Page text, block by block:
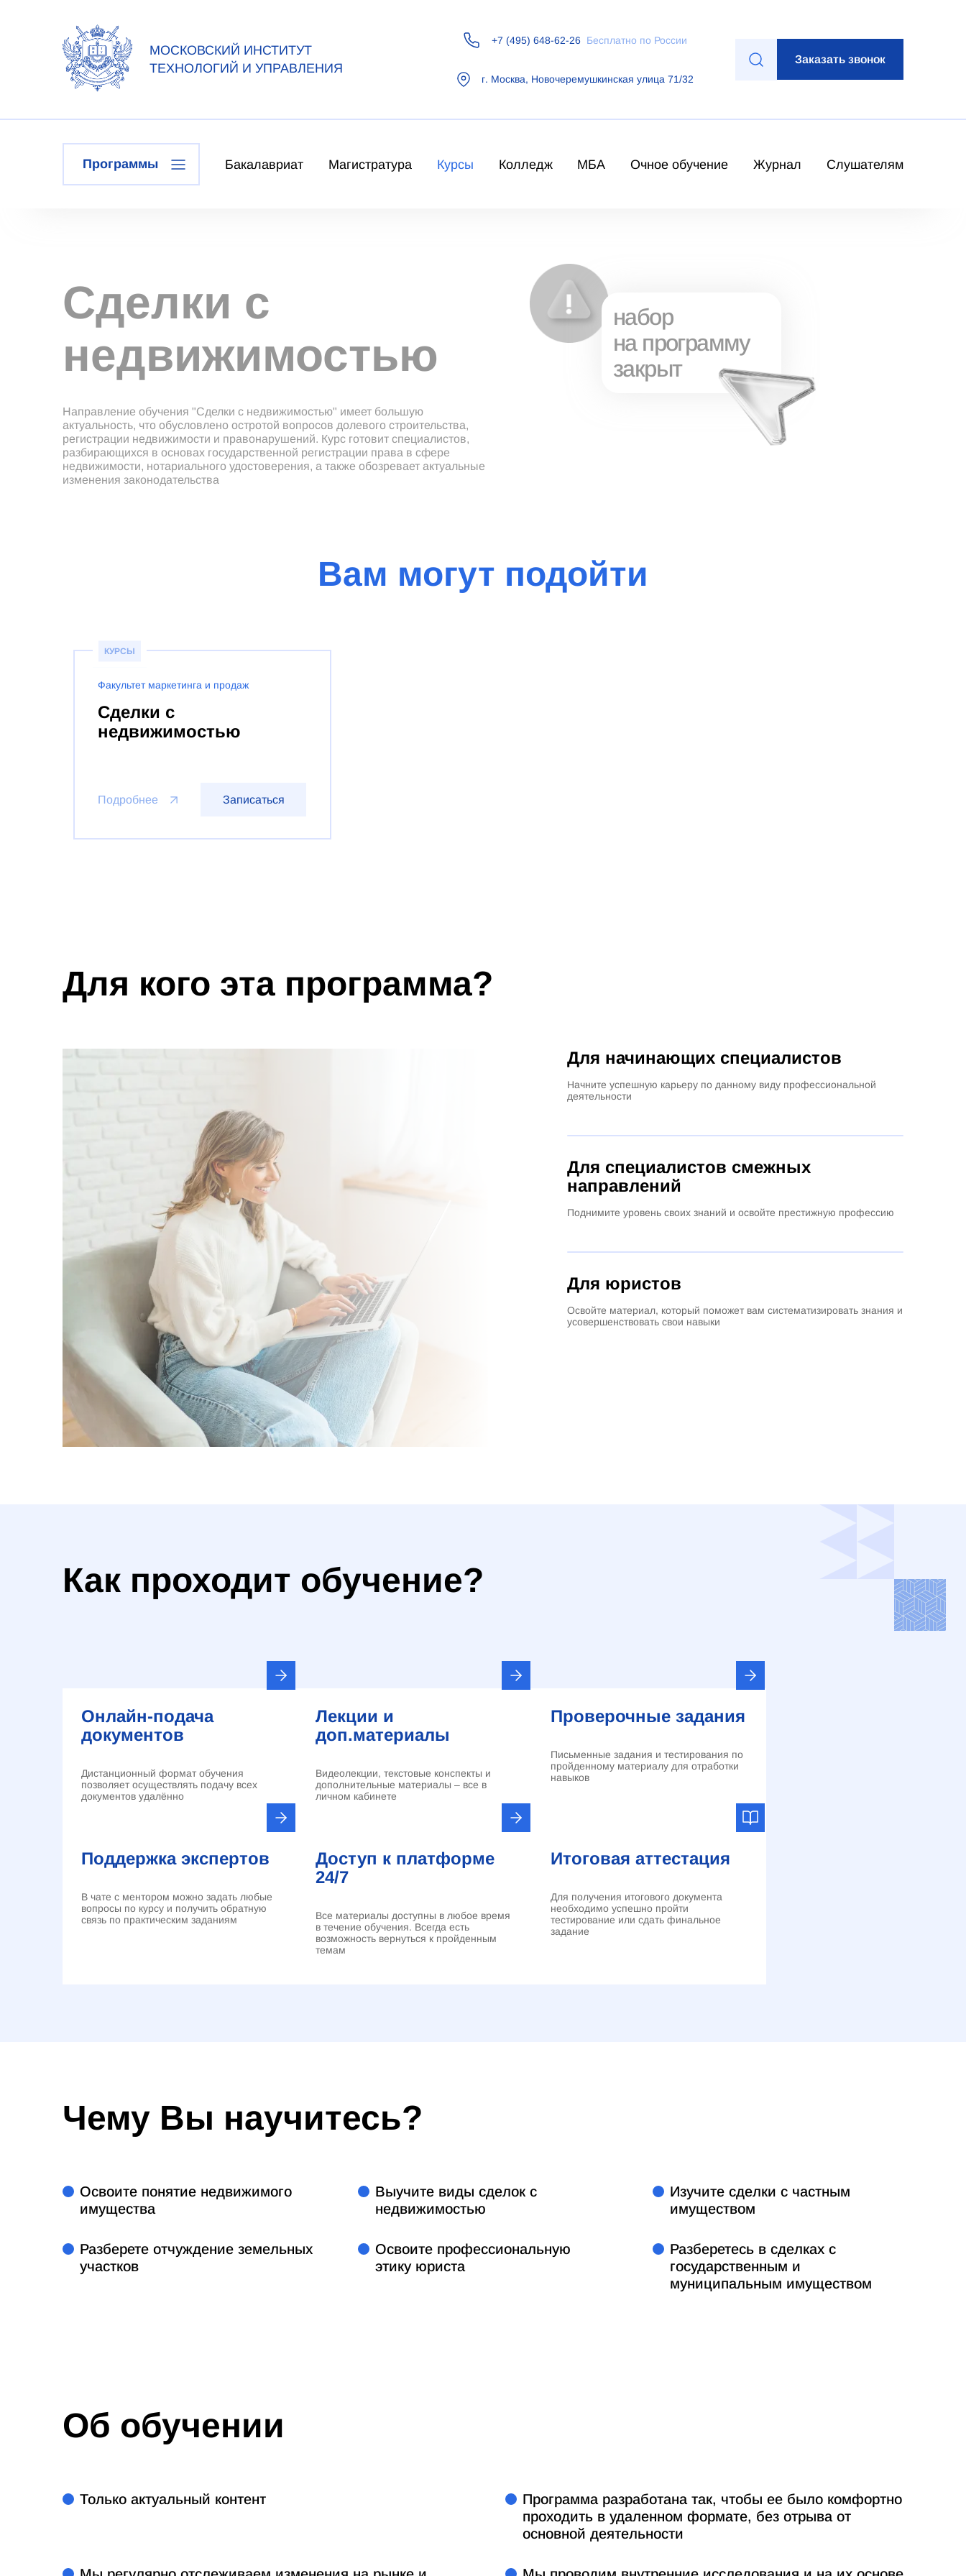
МОСКОВСКИЙ ИНСТИТУТ
ТЕХНОЛОГИЙ И УПРАВЛЕНИЯ
+7 (495) 648-62-26 Бесплатно по России
г. Москва, Новочеремушкинская улица 71/32
Заказать звонок
Программы Бакалавриат Магистратура Курсы Колледж МБА Очное обучение Журнал Слушателям
Сделки с
недвижимостью
Направление обучения "Сделки с недвижимостью" имеет большую
актуальность, что обусловлено остротой вопросов долевого строительства,
регистрации недвижимости и правонарушений. Курс готовит специалистов,
разбирающихся в основах государственной регистрации права в сфере
недвижимости, нотариального удостоверения, а также обозревает актуальные
изменения законодательства
набор
на программу
закрыт
Вам могут подойти
КУРСЫ
Факультет маркетинга и продаж
Сделки с
недвижимостью
Подробнее Записаться
Для кого эта программа?
Для начинающих специалистов
Начните успешную карьеру по данному виду профессиональной
деятельности
Для специалистов смежных
направлений
Поднимите уровень своих знаний и освойте престижную профессию
Для юристов
Освойте материал, который поможет вам систематизировать знания и
усовершенствовать свои навыки
Как проходит обучение?
Онлайн-подача
документов
Дистанционный формат обучения
позволяет осуществлять подачу всех
документов удалённо
Лекции и
доп.материалы
Видеолекции, текстовые конспекты и
дополнительные материалы – все в
личном кабинете
Проверочные задания
Письменные задания и тестирования по
пройденному материалу для отработки
навыков
Поддержка экспертов
В чате с ментором можно задать любые
вопросы по курсу и получить обратную
связь по практическим заданиям
Доступ к платформе
24/7
Все материалы доступны в любое время
в течение обучения. Всегда есть
возможность вернуться к пройденным
темам
Итоговая аттестация
Для получения итогового документа
необходимо успешно пройти
тестирование или сдать финальное
задание
Чему Вы научитесь?
Освоите понятие недвижимого
имущества
Выучите виды сделок с
недвижимостью
Изучите сделки с частным
имуществом
Разберете отчуждение земельных
участков
Освоите профессиональную
этику юриста
Разберетесь в сделках с
государственным и
муниципальным имуществом
Об обучении
Только актуальный контент
Программа разработана так, чтобы ее было комфортно
проходить в удаленном формате, без отрыва от
основной деятельности